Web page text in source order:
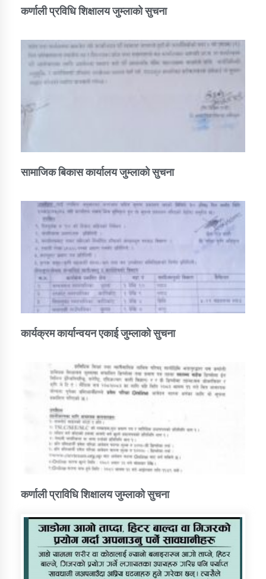
कर्णाली प्रविधि शिक्षालय जुम्लाको सुचना
सामाजिक बिकास कार्यालय जुम्लाकाे सुचना
कार्यक्रम कार्यान्वयन एकाई जुम्लाको सुचना
कर्णाली प्राविधि शिक्षालय जुम्लाको सुचना